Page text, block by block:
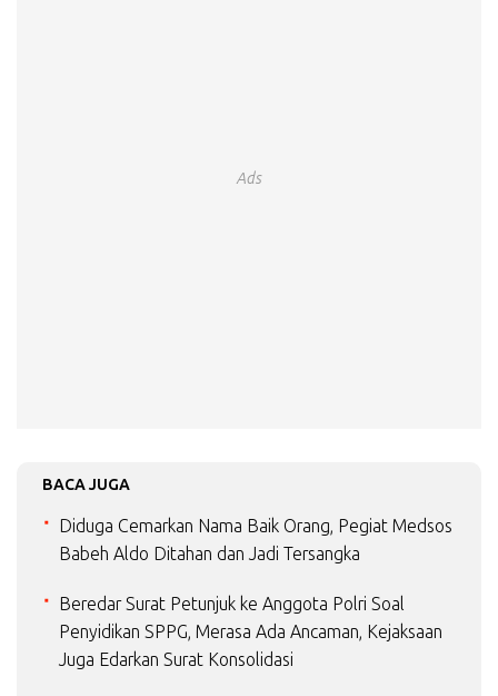
Ads
BACA JUGA
Diduga Cemarkan Nama Baik Orang, Pegiat Medsos
Babeh Aldo Ditahan dan Jadi Tersangka
Beredar Surat Petunjuk ke Anggota Polri Soal
Penyidikan SPPG, Merasa Ada Ancaman, Kejaksaan
Juga Edarkan Surat Konsolidasi